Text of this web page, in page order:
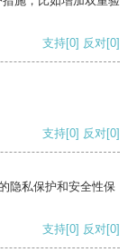
支持[0] 反对[0]
支持[0] 反对[0]
隐私保护和安全性保
支持[0] 反对[0]